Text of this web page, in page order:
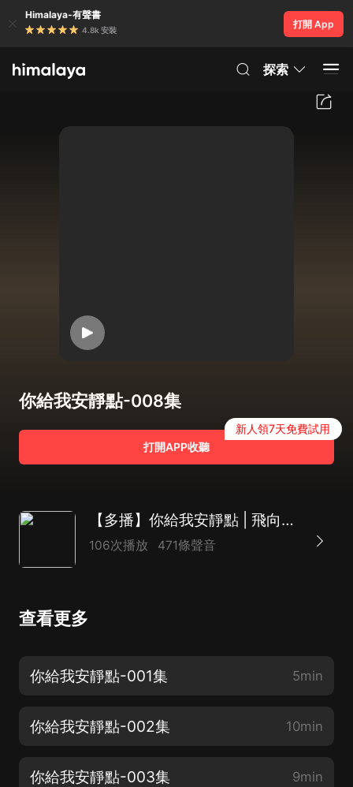
Himalaya-有聲書
4.8k 安裝
打開 App
探索
你給我安靜點-008集
打開APP收聽
新人領7天免費試用
【多播】你給我安靜點 | 飛向天宏 | 現代言情 | 古早霸總文 | 豪門虐戀
106次播放 471條聲音
查看更多
你給我安靜點-001集 5min
你給我安靜點-002集 10min
你給我安靜點-003集 9min